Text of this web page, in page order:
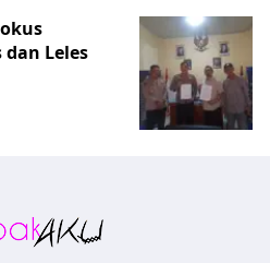
dan Leles